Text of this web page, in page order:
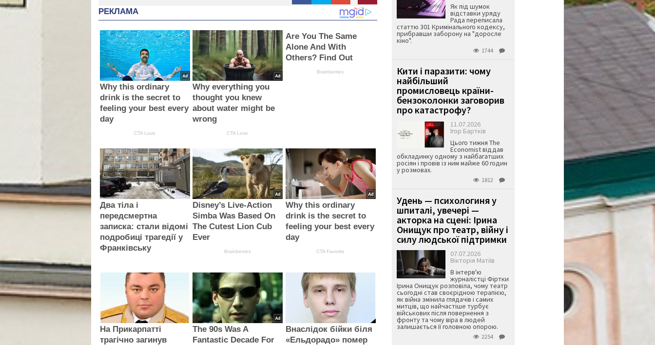
РЕКЛАМА
Why this ordinary
drink is the secret to
feeling your best every
day
CTA Love
Why everything you
thought you knew
about water might be
wrong
CTA Love
Are You The Same
Alone And With
Others? Find Out
Brainberries
Два тіла і
передсмертна
записка: стали відомі
подробиці трагедії у
Франківську
Disney’s Live-Action
Simba Was Based On
The Cutest Lion Cub
Ever
Brainberries
Why this ordinary
drink is the secret to
feeling your best every
day
CTA Favorite
На Прикарпатті
трагічно загинув
The 90s Was A
Fantastic Decade For
Внаслідок бійки біля
«Ельдорадо» помер
Як під шумок
відставки уряду
Рада переписала
статтю 301 Кримінального кодексу,
прибравши заборону на "доросле
кіно".
1744
Кити і паразити: чому
найбільший
промисловець країни-
бензоколонки заговорив
про катастрофу?
11.07.2026
Ігор Бартків
Цього тижня The
Economist віддав
обкладинку одному з найбагатших
росіян і провів із ним майже 60 годин
у розмовах.
1812
Удень — психологиня у
шпиталі, увечері —
акторка на сцені: Ірина
Онищук про театр, війну і
силу людської підтримки
07.07.2026
Вікторія Матіїв
В інтерв'ю
журналістці Фіртки
Ірина Онищук розповіла, чому театр
сьогодні став своєрідною терапією,
як війна змінила глядачів і самих
митців, що найчастіше турбує
військових після повернення з
фронту та чому віра в людей
залишається її головною опорою.
2254